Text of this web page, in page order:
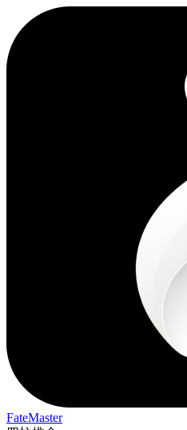
FateMaster